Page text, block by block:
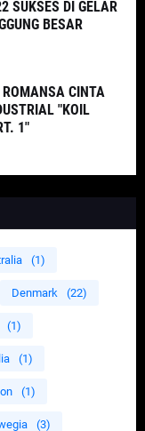
SUKSES DI GELAR
BESAR
CINTA
"KOIL
1"
(1)
Denmark (22)
(1)
(1)
(1)
(3)